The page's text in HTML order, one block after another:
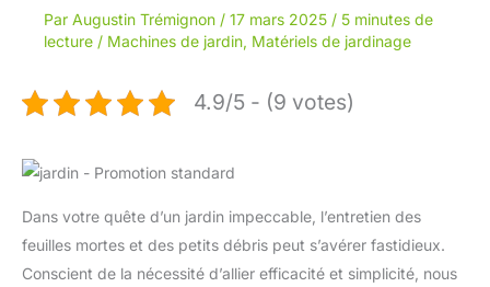
Par Augustin Trémignon / 17 mars 2025 / 5 minutes de
lecture / Machines de jardin, Matériels de jardinage
4.9/5 - (9 votes)
Dans votre quête d’un jardin impeccable, l’entretien des
feuilles mortes et des petits débris peut s’avérer fastidieux.
Conscient de la nécessité d’allier efficacité et simplicité, nous